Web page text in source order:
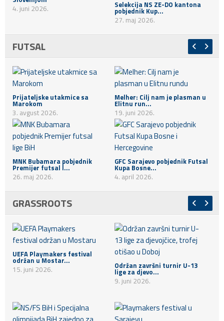
4. juni 2026.
Selekcija NS ZE-DO kantona
pobjednik Kup...
27. maj 2026.
FUTSAL
Prijateljske utakmice sa
Marokom
3. avgust 2026.
Melher: Cilj nam je plasman u
Elitnu run...
19. juni 2026.
MNK Bubamara pobjednik
Premijer futsal l...
26. maj 2026.
GFC Sarajevo pobjednik Futsal
Kupa Bosne...
4. april 2026.
GRASSROOTS
UEFA Playmakers festival
održan u Mostar...
15. juni 2026.
Održan završni turnir U-13
lige za djevo...
9. juni 2026.